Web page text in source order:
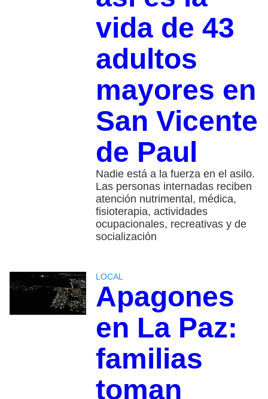
vida de 43
adultos
mayores en
San Vicente
de Paul
Nadie está a la fuerza en el asilo.
Las personas internadas reciben
atención nutrimental, médica,
fisioterapia, actividades
ocupacionales, recreativas y de
socialización
LOCAL
Apagones
en La Paz:
familias
toman